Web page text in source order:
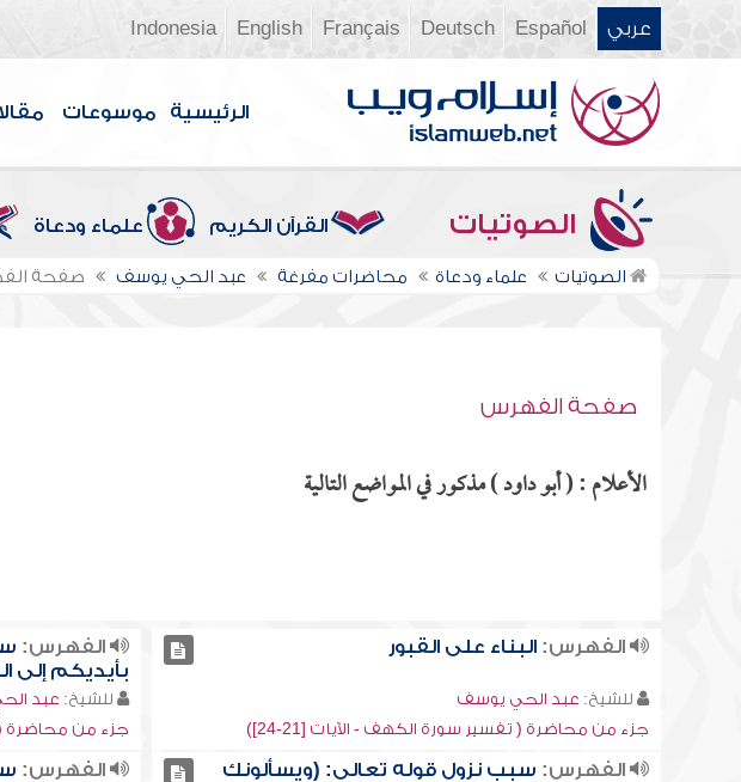
عربي Español
Deutsch
Français
English
Indonesia
الرئيسية موسوعات
الصوتيات القرآن الكريم علماء ودعاة
الصوتيات علماء ودعاة محاضرات مفرغة عبد الحي يوسف صفحة
صفحة الفهرس
الأعلام : ( أبو داود ) مذكور في المواضع التالية
الفهرس:البناء على القبور
للشيخ: عبد الحي يوسف
جزء من محاضرة ( تفسير سورة الكهف - الآيات [21-24])
الفهرس:
بأيديكم إلى
للشيخ: عبد
جزء من محاضرة (
الفهرس: سبب نزول قوله تعالى: (ويسألونك
الفهرس: